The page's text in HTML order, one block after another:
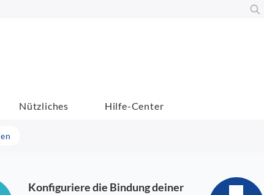
Nützliches Hilfe-Center
Konfiguriere die Bindung deiner